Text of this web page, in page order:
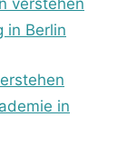
verstehen
in Berlin
in